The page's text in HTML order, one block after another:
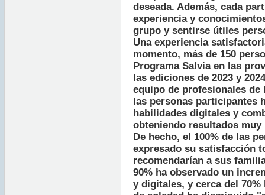
deseada. Además, cada
experiencia y
grupo y sentirse útiles
Una experiencia
momento, más de 150
Programa Salvia en las
las ediciones de 2023 y
equipo de profesionales de
las personas participantes
habilidades digitales y
obteniendo resultados
De hecho, el 100% de las
expresado su satisfacción
recomendarían a sus
90% ha observado un
y digitales, y cerca del